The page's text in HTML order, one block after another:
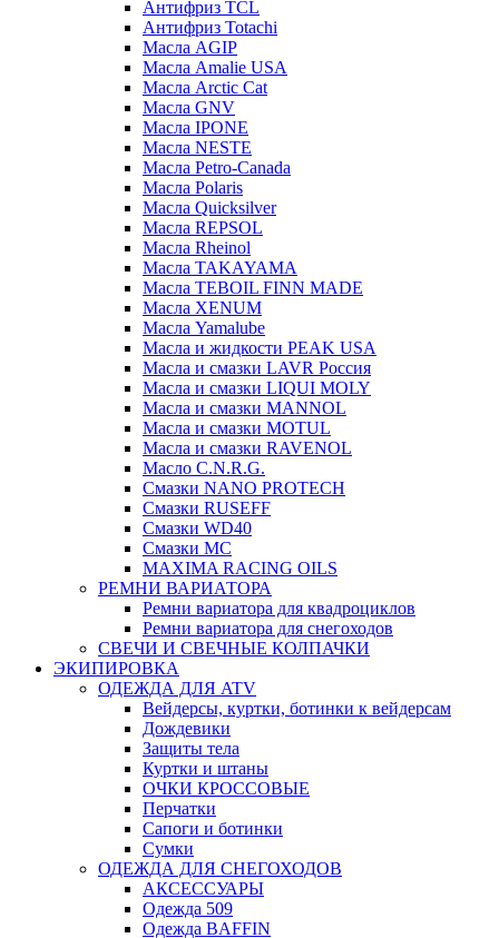
Антифриз TCL
Антифриз Totachi
Масла AGIP
Масла Amalie USA
Масла Arctic Cat
Масла GNV
Масла IPONE
Масла NESTE
Масла Petro-Canada
Масла Polaris
Масла Quicksilver
Масла REPSOL
Масла Rheinol
Масла TAKAYAMA
Масла TEBOIL FINN MADE
Масла XENUM
Масла Yamalube
Масла и жидкости PEAK USA
Масла и смазки LAVR Россия
Масла и смазки LIQUI MOLY
Масла и смазки MANNOL
Масла и смазки MOTUL
Масла и смазки RAVENOL
Масло C.N.R.G.
Смазки NANO PROTECH
Смазки RUSEFF
Смазки WD40
Смазки МС
MAXIMA RACING OILS
РЕМНИ ВАРИАТОРА
Ремни вариатора для квадроциклов
Ремни вариатора для снегоходов
СВЕЧИ И СВЕЧНЫЕ КОЛПАЧКИ
ЭКИПИРОВКА
ОДЕЖДА ДЛЯ ATV
Вейдерсы, куртки, ботинки к вейдерсам
Дождевики
Защиты тела
Куртки и штаны
ОЧКИ КРОССОВЫЕ
Перчатки
Сапоги и ботинки
Сумки
ОДЕЖДА ДЛЯ СНЕГОХОДОВ
АКСЕССУАРЫ
Одежда 509
Одежда BAFFIN